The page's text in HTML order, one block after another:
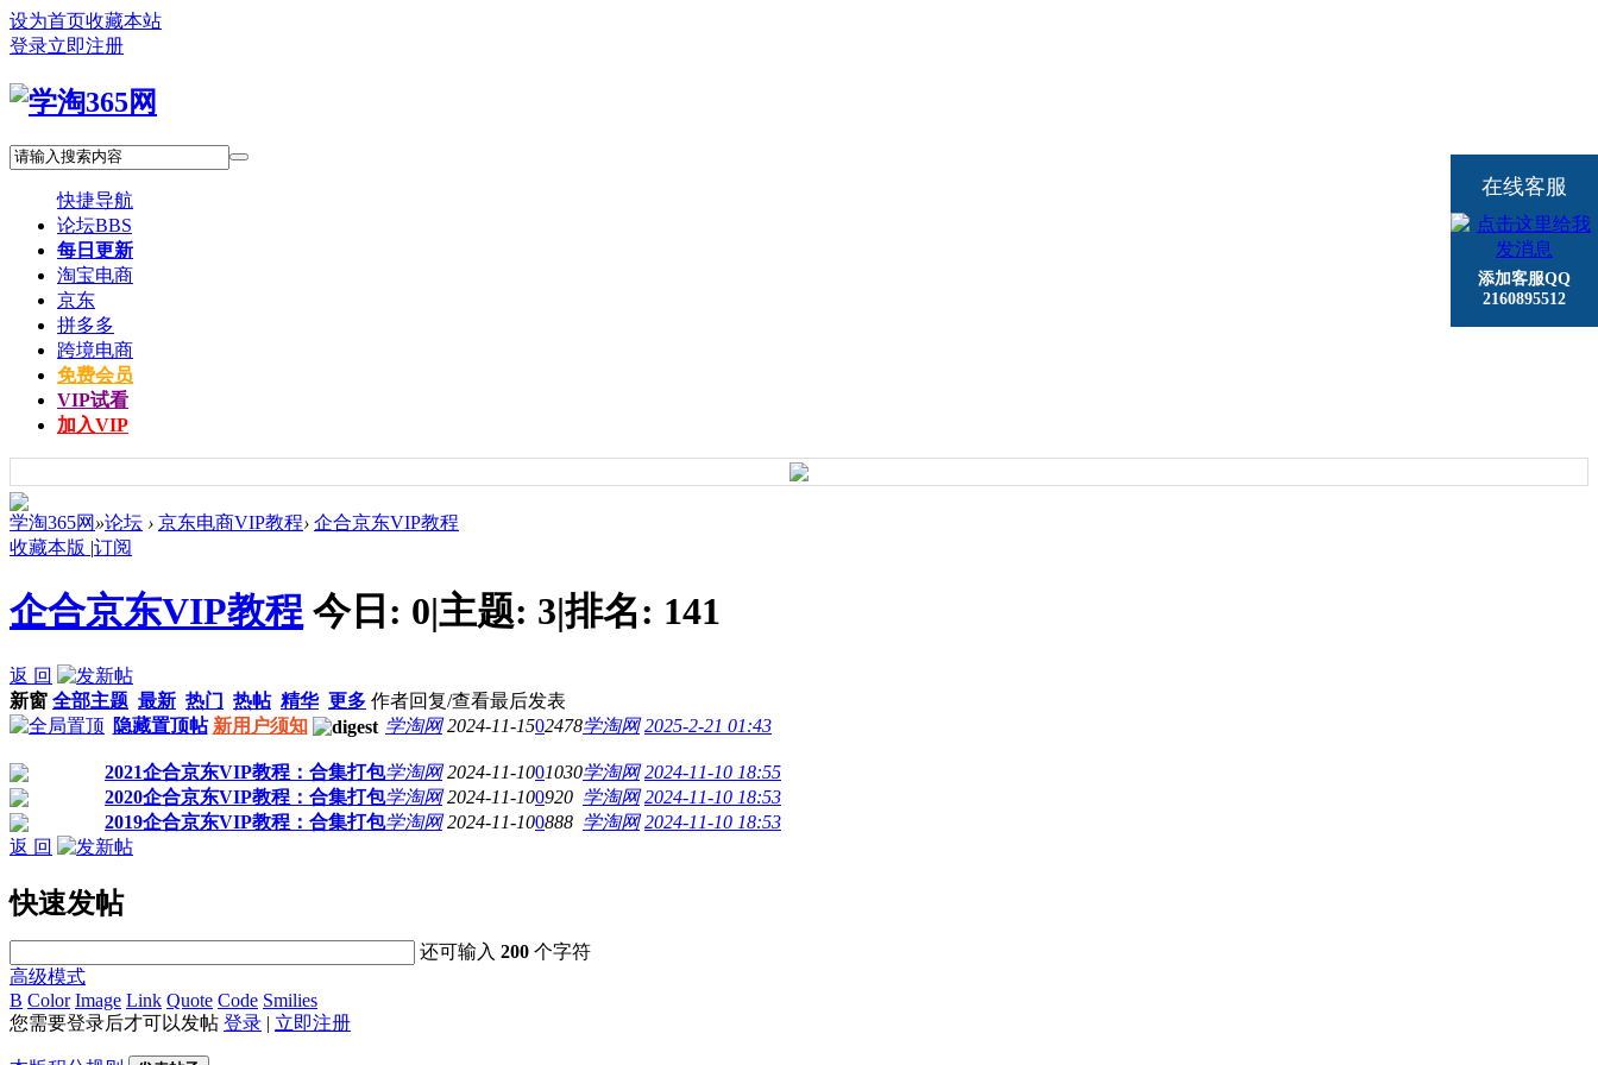
设为首页收藏本站
登录立即注册
快捷导航
论坛BBS
每日更新
淘宝电商
京东
拼多多
跨境电商
免费会员
VIP试看
加入VIP
学淘365网 »论坛 › 京东电商VIP教程› 企合京东VIP教程
收藏本版 |订阅
企合京东VIP教程 今日: 0|主题: 3|排名: 141
返 回
新窗 全部主题 最新 热门 热帖 精华 更多 作者回复/查看最后发表
隐藏置顶帖 新用户须知 学淘网 2024-11-1502478学淘网 2025-2-21 01:43
2021企合京东VIP教程：合集打包学淘网 2024-11-1001030学淘网 2024-11-10 18:55
2020企合京东VIP教程：合集打包学淘网 2024-11-100920 学淘网 2024-11-10 18:53
2019企合京东VIP教程：合集打包学淘网 2024-11-100888 学淘网 2024-11-10 18:53
返 回
快速发帖
还可输入200 个字符
高级模式
B Color Image Link Quote Code Smilies
您需要登录后才可以发帖 登录 | 立即注册
在线客服
添加客服QQ
2160895512